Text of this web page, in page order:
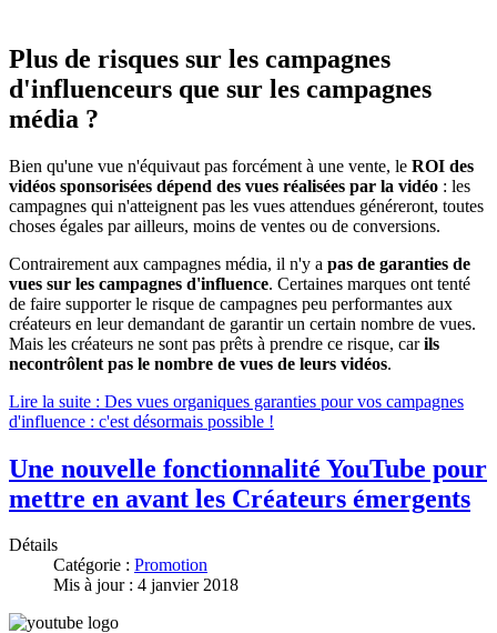
Plus de risques sur les campagnes
d'influenceurs que sur les campagnes
média ?
Bien qu'une vue n'équivaut pas forcément à une vente, le ROI des
vidéos sponsorisées dépend des vues réalisées par la vidéo : les
campagnes qui n'atteignent pas les vues attendues généreront, toutes
choses égales par ailleurs, moins de ventes ou de conversions.
Contrairement aux campagnes média, il n'y a pas de garanties de
vues sur les campagnes d'influence. Certaines marques ont tenté
de faire supporter le risque de campagnes peu performantes aux
créateurs en leur demandant de garantir un certain nombre de vues.
Mais les créateurs ne sont pas prêts à prendre ce risque, carils
necontrôlent pas le nombre de vues de leurs vidéos.
Lire la suite : Des vues organiques garanties pour vos campagnes
d'influence : c'est désormais possible !
Une nouvelle fonctionnalité YouTube pour
mettre en avant les Créateurs émergents
Détails
Catégorie : Promotion
Mis à jour : 4 janvier 2018